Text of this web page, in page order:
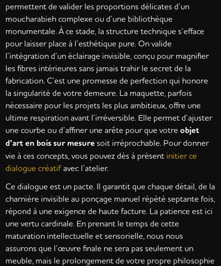
permettent de valider les proportions délicates d’un
moucharabieh complexe ou d’une bibliothèque
monumentale. À ce stade, la structure technique s’efface
pour laisser place à l’esthétique pure. On valide
l’intégration d’un éclairage invisible, conçu pour magnifier
les fibres intérieures sans jamais trahir le secret de la
fabrication. C’est une promesse de perfection qui honore
la singularité de votre demeure. La maquette, parfois
nécessaire pour les projets les plus ambitieux, offre une
ultime respiration avant l’irréversible. Elle permet d’ajuster
une courbe ou d’affiner une arête pour que votreobjet
d’art en bois sur mesuresoit irréprochable. Pour donner
vie à ces concepts, vous pouvez dès à présent initier ce
dialogue créatifavec l’atelier.
Ce dialogue est un pacte. Il garantit que chaque détail, de la
charnière invisible au ponçage manuel répété septante fois,
répond à une exigence de haute facture. La patience est ici
une vertu cardinale. En prenant le temps de cette
maturation intellectuelle et sensorielle, nous nous
assurons que l’œuvre finale ne sera pas seulement un
meuble, mais le prolongement de votre propre philosophie